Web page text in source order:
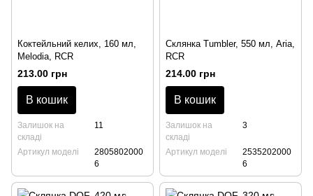
Коктейльний келих, 160 мл,
Melodia, RCR
213.00 грн
В кошик
Залишок на
складі
11
Артикул моделі
2805802000
6
Склянка Tumbler, 550 мл, Aria,
RCR
214.00 грн
В кошик
Залишок на
складі
3
Артикул моделі
2535202000
6